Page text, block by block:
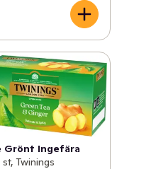
Grönt Ingefära
st, Twinings